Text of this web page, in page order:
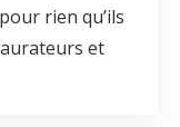
rien qu’ils
et